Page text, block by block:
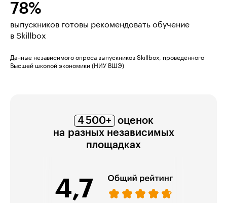
78%
выпускников готовы рекомендовать обучение
в Skillbox
Данные независимого опроса выпускников Skillbox, проведённого
Высшей школой экономики (НИУ ВШЭ)
4 500+
оценок
на разных независимых
площадках
4,7